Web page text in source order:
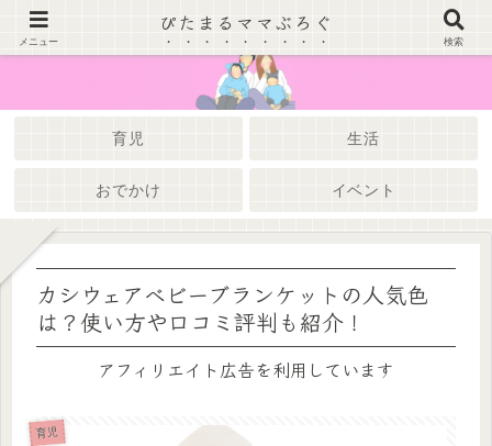
育児 生活
おでかけ イベント
カシウェアベビーブランケットの人気色
は？使い方や口コミ評判も紹介！
アフィリエイト広告を利用しています
育児
メニュー
ぴたまるママぶろぐ
検索